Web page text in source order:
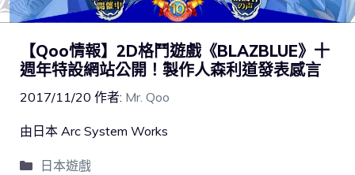
【Qoo情報】2D格鬥遊戲《BLAZBLUE》十
週年特設網站公開！製作人森利道發表感言
2017/11/20 作者: Mr. Qoo
由日本 Arc System Works
日本遊戲